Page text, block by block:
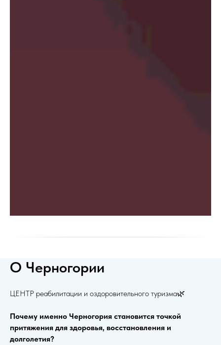
О Черногории
ЦЕНТР реабилитации и оздоровительного туризма🌿
Почему именно Черногория становится точкой
притяжения для здоровья, восстановления и
долголетия?